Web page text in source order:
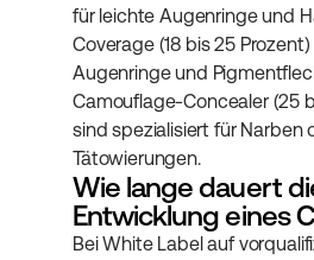
für leichte Augenringe und
Coverage (18 bis 25
Augenringe und
Camouflage-Concealer (25
sind spezialisiert für Narben
Tätowierungen.
Wie lange dauert
Entwicklung eines
Bei White Label auf